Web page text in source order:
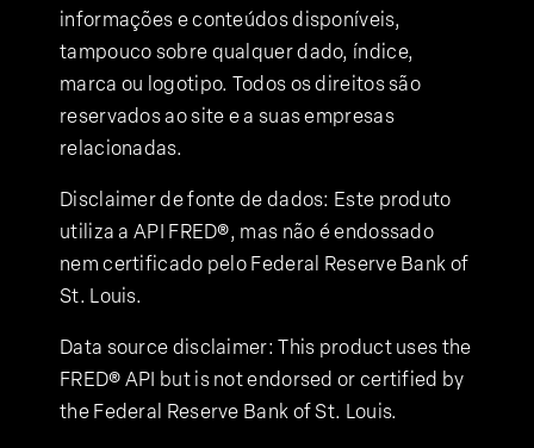
informações e conteúdos disponíveis,
tampouco sobre qualquer dado, índice,
marca ou logotipo. Todos os direitos são
reservados ao site e a suas empresas
relacionadas.
Disclaimer de fonte de dados: Este produto
utiliza a API FRED®, mas não é endossado
nem certificado pelo Federal Reserve Bank of
St. Louis.
Data source disclaimer: This product uses the
FRED® API but is not endorsed or certified by
the Federal Reserve Bank of St. Louis.